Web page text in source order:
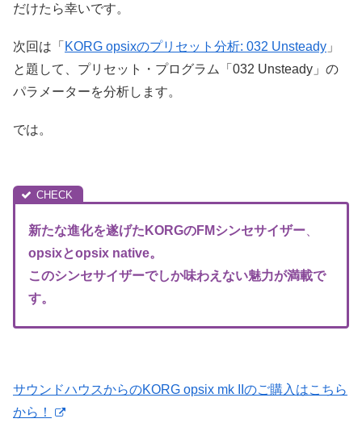
だけたら幸いです。
次回は「 KORG opsixのプリセット分析: 032 Unsteady 」
と題して、プリセット・プログラム「032 Unsteady」の
パラメーターを分析します。
では。
新たな進化を遂げたKORGのFMシンセサイザー
opsixとopsix native。
このシンセサイザーでしか味わえない魅力が満載で
す。
サウンドハウスからのKORG opsix mk IIのご購入はこちら
から！